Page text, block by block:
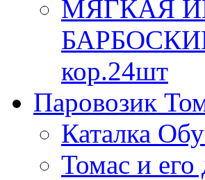
МЯГКАЯ
кор.24шт
Паровозик
Каталка
Томас и